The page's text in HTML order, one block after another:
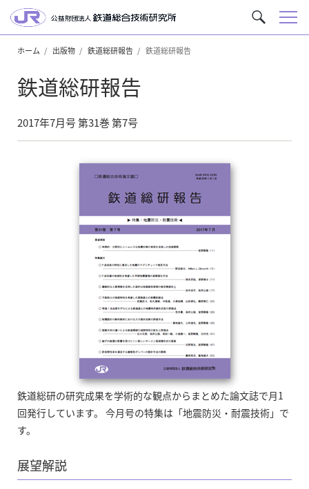
サ
イ
メ
ホーム 出版物 鉄道総研報告 鉄道総研報告
鉄道総研報告
2017年7月号 第31巻 第7号
鉄道総研の研究成果を学術的な観点からまとめた論文誌で月1
回発行しています。 今月号の特集は「地震防災・耐震技術」で
す。
展望解説